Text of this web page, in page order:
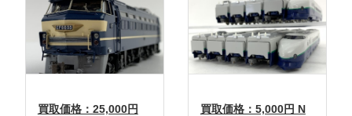
買取価格：25,000円
買取価格：5,000円 N